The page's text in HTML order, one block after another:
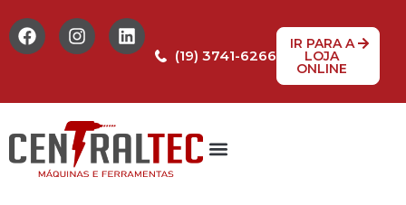
(19) 3741-6266
IR PARA A
LOJA
ONLINE